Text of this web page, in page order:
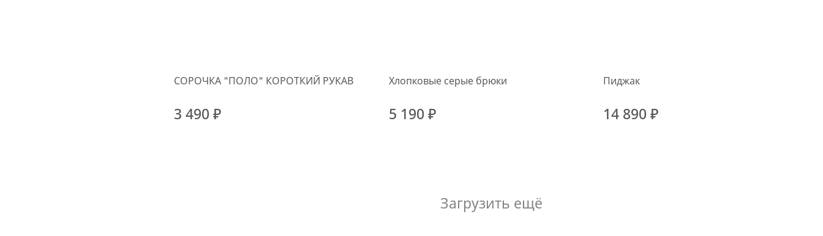
СОРОЧКА "ПОЛО" КОРОТКИЙ РУКАВ
3 490 ₽
Хлопковые серые брюки
5 190 ₽
Пиджак
14 890 ₽
Загрузить ещё